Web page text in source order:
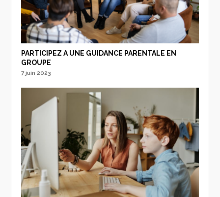
PARTICIPEZ A UNE GUIDANCE PARENTALE EN
GROUPE
7 juin 2023